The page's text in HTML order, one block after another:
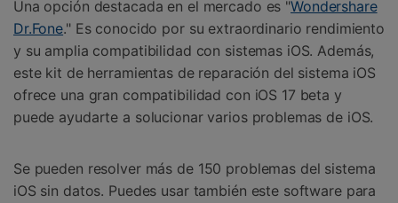
Una opción destacada en el mercado es "Wondershare
Dr.Fone." Es conocido por su extraordinario rendimiento
y su amplia compatibilidad con sistemas iOS. Además,
este kit de herramientas de reparación del sistema iOS
ofrece una gran compatibilidad con iOS 17 beta y
puede ayudarte a solucionar varios problemas de iOS.
Se pueden resolver más de 150 problemas del sistema
iOS sin datos. Puedes usar también este software para